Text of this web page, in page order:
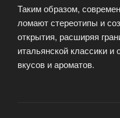
Таким образом,
ломают стереотипы и
открытия, расширяя
итальянской классики и
вкусов и ароматов.